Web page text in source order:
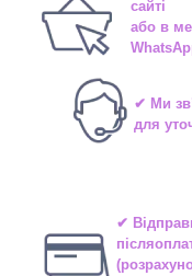
сайті
або в
✔ Ми
для
✔